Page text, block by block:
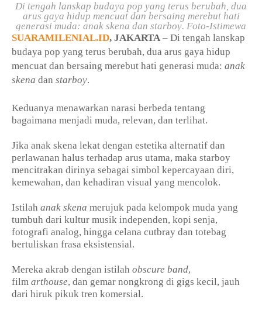
Di tengah lanskap budaya pop yang terus berubah, dua
arus gaya hidup mencuat dan bersaing merebut hati
generasi muda: anak skena dan starboy. Foto-Istimewa
SUARAMILENIAL.ID, JAKARTA – Di tengah lanskap
budaya pop yang terus berubah, dua arus gaya hidup
mencuat dan bersaing merebut hati generasi muda: anak
skena dan starboy.
Keduanya menawarkan narasi berbeda tentang
bagaimana menjadi muda, relevan, dan terlihat.
Jika anak skena lekat dengan estetika alternatif dan
perlawanan halus terhadap arus utama, maka starboy
mencitrakan dirinya sebagai simbol kepercayaan diri,
kemewahan, dan kehadiran visual yang mencolok.
Istilah anak skena merujuk pada kelompok muda yang
tumbuh dari kultur musik independen, kopi senja,
fotografi analog, hingga celana cutbray dan totebag
bertuliskan frasa eksistensial.
Mereka akrab dengan istilah obscure band,
film arthouse, dan gemar nongkrong di gigs kecil, jauh
dari hiruk pikuk tren komersial.